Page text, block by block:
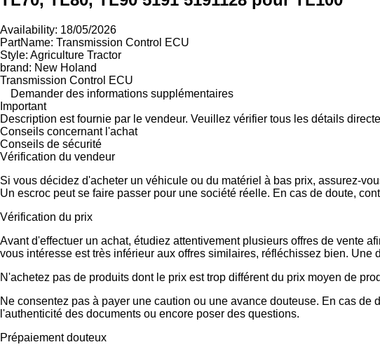
Availability: 18/05/2026
PartName: Transmission Control ECU
Style: Agriculture Tractor
brand: New Holand
Transmission Control ECU
Demander des informations supplémentaires
Important
Description est fournie par le vendeur. Veuillez vérifier tous les détails
Conseils concernant l'achat
Conseils de sécurité
Vérification du vendeur
Si vous décidez d'acheter un véhicule ou du matériel à bas prix, assurez-
Un escroc peut se faire passer pour une société réelle. En cas de doute,
Vérification du prix
Avant d'effectuer un achat, étudiez attentivement plusieurs offres de vente
vous intéresse est très inférieur aux offres similaires, réfléchissez bien.
N'achetez pas de produits dont le prix est trop différent du prix moyen de
Ne consentez pas à payer une caution ou une avance douteuse. En cas
l'authenticité des documents ou encore poser des questions.
Prépaiement douteux